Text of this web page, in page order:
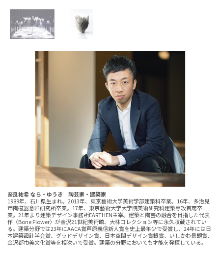
奈良祐希 なら・ゆうき 陶芸家・建築家
1989年、石川県生まれ。2013年、東京藝術大学美術学部建築科卒業。16年、多治見
市陶磁器意匠研究所卒業。17年、東京藝術大学大学院美術研究科建築専攻首席卒
業。21年より建築デザイン事務所EARTHEN主宰。建築と陶芸の融合を目指した代表
作〈Bone Flower〉が金沢21世紀美術館、大林コレクション等に永久収蔵されてい
る。建築分野では23年にAACA賞芦原義信新人賞を史上最年少で受賞し、24年には日
本建築設計学会賞、グッドデザイン賞、日本空間デザイン賞銀賞、いしかわ景観賞、
金沢都市美文化賞等を相次いで受賞。建築の分野においても才能を発揮している。